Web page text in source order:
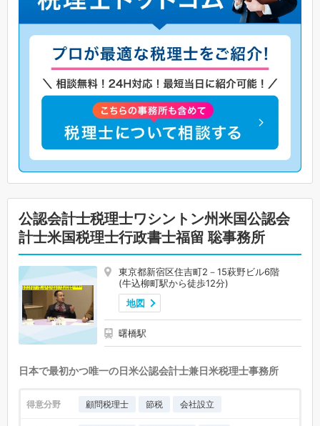
公認会計士税理士ワシントン州米国公認会
計士米国税理士行政書士福留 聡事務所
東京都新宿区住吉町2－15萩野ビル6階
(牛込柳町駅から徒歩12分)
地図
曙橋駅
日本で最初かつ唯一の日米公認会計士兼日米税理士事務所
得意分野 顧問税理士 節税 会社設立